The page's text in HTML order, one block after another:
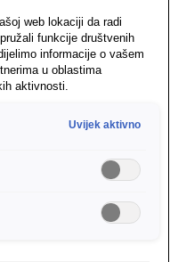
moguće. Za to vam
spremni za sve
web lokaciji da radi
funkcije društvenih
informacije o vašem
u oblastima
aktivnosti.
Uvijek aktivno